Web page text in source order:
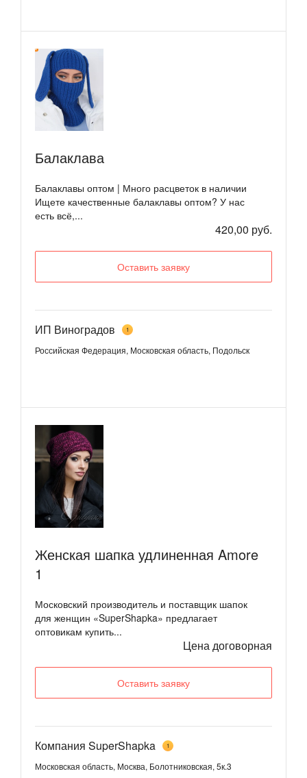
Балаклава
Балаклавы оптом | Много расцветок в наличии
Ищете качественные балаклавы оптом? У нас
есть всё,...
420,00 руб.
Оставить заявку
ИП Виноградов 1
Российская Федерация, Московская область, Подольск
Женская шапка удлиненная Amore
1
Московский производитель и поставщик шапок
для женщин «SuperShapka» предлагает
оптовикам купить...
Цена договорная
Оставить заявку
Компания SuperShapka 1
Московская область, Москва, Болотниковская, 5к.3